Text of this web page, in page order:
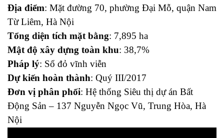
Địa điểm: Mặt đường 70, phường Đại Mỗ, quận Nam
Từ Liêm, Hà Nội
Tổng diện tích mặt bằng: 7,895 ha
Mật độ xây dựng toàn khu: 38,7%
Pháp lý: Sổ đỏ vĩnh viễn
Dự kiến hoàn thành: Quý III/2017
Đơn vị phân phối: Hệ thống Siêu thị dự án Bất
Động Sản – 137 Nguyễn Ngọc Vũ, Trung Hòa, Hà
Nội